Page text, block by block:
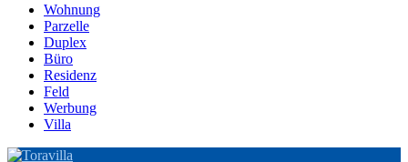
Wohnung
Parzelle
Duplex
Büro
Residenz
Feld
Werbung
Villa